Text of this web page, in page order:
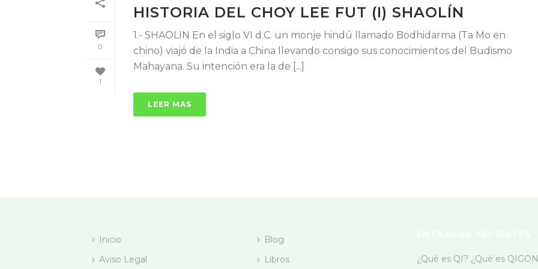
0
1
HISTORIA DEL CHOY LEE FUT (I) SHAOLÍN
1.- SHAOLIN En el siglo VI d.C. un monje hindú llamado Bodhidarma (Ta Mo en
chino) viajó de la India a China llevando consigo sus conocimientos del Budismo
Mahayana. Su intención era la de [...]
LEER MAS
Inicio
Aviso Legal
Blog
Libros
¿Qué es QI? ¿Qué es